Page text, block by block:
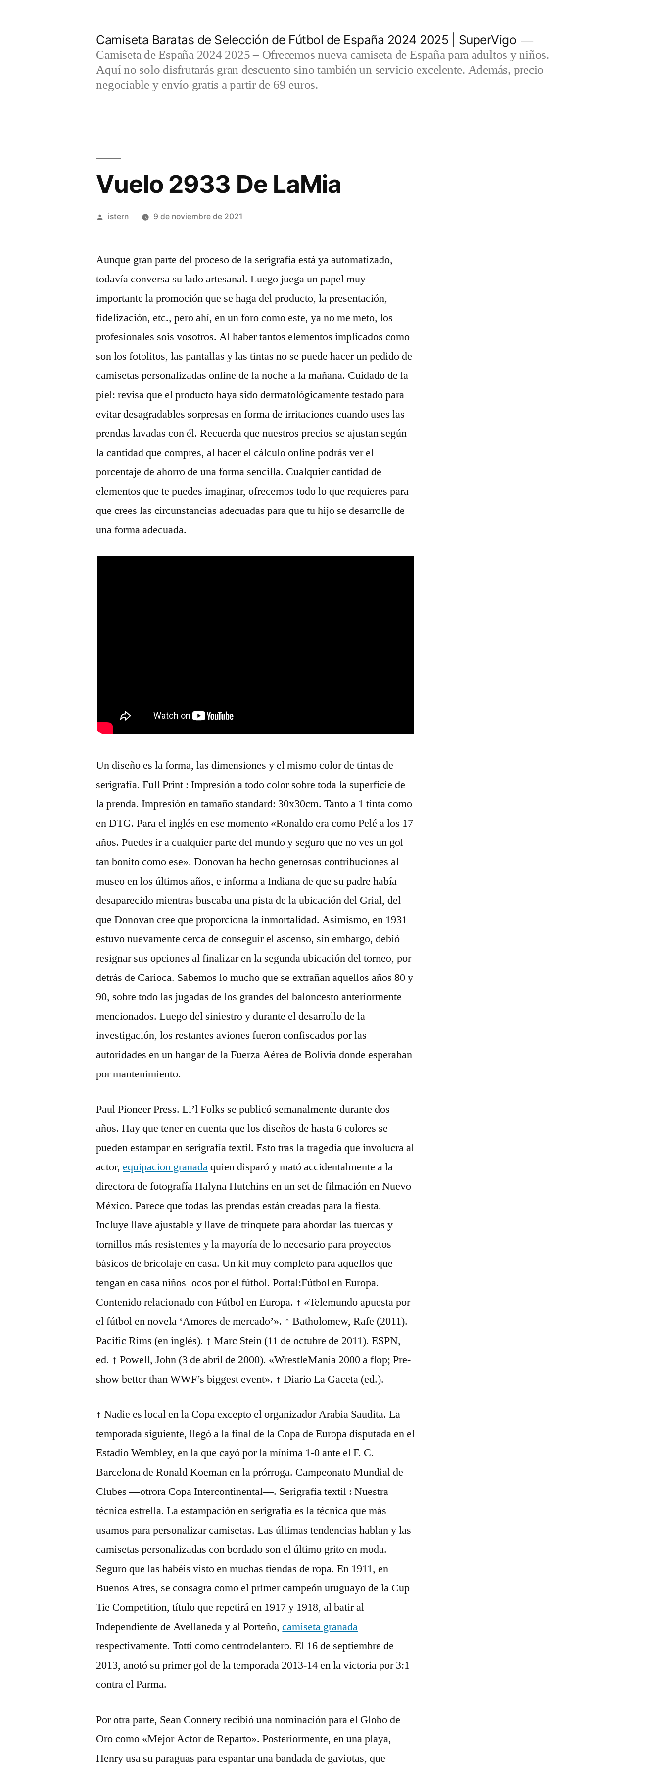
Camiseta Baratas de Selección de Fútbol de España 2024 2025 | SuperVigo
Camiseta de España 2024 2025 – Ofrecemos nueva camiseta de España para adultos y niños.
Aquí no solo disfrutarás gran descuento sino también un servicio excelente. Además, precio
negociable y envío gratis a partir de 69 euros.
Vuelo 2933 De LaMia
Publicado
istern 9 de noviembre de 2021
Aunque gran parte del proceso de la serigrafía está ya automatizado,
todavía conversa su lado artesanal. Luego juega un papel muy
importante la promoción que se haga del producto, la presentación,
fidelización, etc., pero ahí, en un foro como este, ya no me meto, los
profesionales sois vosotros. Al haber tantos elementos implicados como
son los fotolitos, las pantallas y las tintas no se puede hacer un pedido de
camisetas personalizadas online de la noche a la mañana. Cuidado de la
piel: revisa que el producto haya sido dermatológicamente testado para
evitar desagradables sorpresas en forma de irritaciones cuando uses las
prendas lavadas con él. Recuerda que nuestros precios se ajustan según
la cantidad que compres, al hacer el cálculo online podrás ver el
porcentaje de ahorro de una forma sencilla. Cualquier cantidad de
elementos que te puedes imaginar, ofrecemos todo lo que requieres para
que crees las circunstancias adecuadas para que tu hijo se desarrolle de
una forma adecuada.
Un diseño es la forma, las dimensiones y el mismo color de tintas de
serigrafía. Full Print : Impresión a todo color sobre toda la superfície de
la prenda. Impresión en tamaño standard: 30x30cm. Tanto a 1 tinta como
en DTG. Para el inglés en ese momento «Ronaldo era como Pelé a los 17
años. Puedes ir a cualquier parte del mundo y seguro que no ves un gol
tan bonito como ese». Donovan ha hecho generosas contribuciones al
museo en los últimos años, e informa a Indiana de que su padre había
desaparecido mientras buscaba una pista de la ubicación del Grial, del
que Donovan cree que proporciona la inmortalidad. Asimismo, en 1931
estuvo nuevamente cerca de conseguir el ascenso, sin embargo, debió
resignar sus opciones al finalizar en la segunda ubicación del torneo, por
detrás de Carioca. Sabemos lo mucho que se extrañan aquellos años 80 y
90, sobre todo las jugadas de los grandes del baloncesto anteriormente
mencionados. Luego del siniestro y durante el desarrollo de la
investigación, los restantes aviones fueron confiscados por las
autoridades en un hangar de la Fuerza Aérea de Bolivia donde esperaban
por mantenimiento.
Paul Pioneer Press. Li’l Folks se publicó semanalmente durante dos
años. Hay que tener en cuenta que los diseños de hasta 6 colores se
pueden estampar en serigrafía textil. Esto tras la tragedia que involucra al
actor,equipacion granadaquien disparó y mató accidentalmente a la
directora de fotografía Halyna Hutchins en un set de filmación en Nuevo
México. Parece que todas las prendas están creadas para la fiesta.
Incluye llave ajustable y llave de trinquete para abordar las tuercas y
tornillos más resistentes y la mayoría de lo necesario para proyectos
básicos de bricolaje en casa. Un kit muy completo para aquellos que
tengan en casa niños locos por el fútbol. Portal:Fútbol en Europa.
Contenido relacionado con Fútbol en Europa. ↑ «Telemundo apuesta por
el fútbol en novela ‘Amores de mercado’». ↑ Batholomew, Rafe (2011).
Pacific Rims (en inglés). ↑ Marc Stein (11 de octubre de 2011). ESPN,
ed. ↑ Powell, John (3 de abril de 2000). «WrestleMania 2000 a flop; Pre-
show better than WWF’s biggest event». ↑ Diario La Gaceta (ed.).
↑ Nadie es local en la Copa excepto el organizador Arabia Saudita. La
temporada siguiente, llegó a la final de la Copa de Europa disputada en el
Estadio Wembley, en la que cayó por la mínima 1-0 ante el F. C.
Barcelona de Ronald Koeman en la prórroga. Campeonato Mundial de
Clubes —otrora Copa Intercontinental—. Serigrafía textil : Nuestra
técnica estrella. La estampación en serigrafía es la técnica que más
usamos para personalizar camisetas. Las últimas tendencias hablan y las
camisetas personalizadas con bordado son el último grito en moda.
Seguro que las habéis visto en muchas tiendas de ropa. En 1911, en
Buenos Aires, se consagra como el primer campeón uruguayo de la Cup
Tie Competition, título que repetirá en 1917 y 1918, al batir al
Independiente de Avellaneda y al Porteño,camiseta granada
respectivamente. Totti como centrodelantero. El 16 de septiembre de
2013, anotó su primer gol de la temporada 2013-14 en la victoria por 3:1
contra el Parma.
Por otra parte, Sean Connery recibió una nominación para el Globo de
Oro como «Mejor Actor de Reparto». Posteriormente, en una playa,
Henry usa su paraguas para espantar una bandada de gaviotas, que